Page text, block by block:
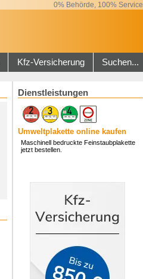
0% Behörde, 100% Service
Kfz-Versicherung Suchen...
Dienstleistungen
Umweltplakette online kaufen
Maschinell bedruckte Feinstaubplakette
jetzt bestellen.